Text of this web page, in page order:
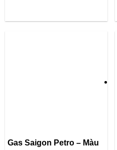
Gas Saigon Petro – Màu